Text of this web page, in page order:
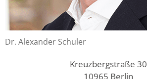
Dr. Alexander Schuler
Kreuzbergstraße 30
10965 Berlin